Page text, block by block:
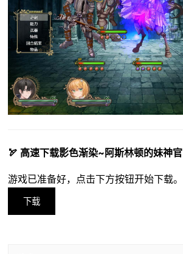
🏹 高速下载影色渐染~阿斯林顿的妹神官
游戏已准备好，点击下方按钮开始下载。
下载